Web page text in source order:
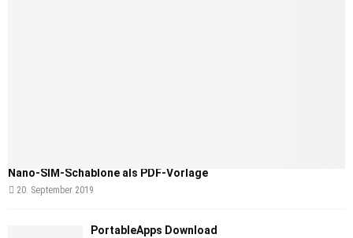
Nano-SIM-Schablone als PDF-Vorlage
20. September 2019
PortableApps Download